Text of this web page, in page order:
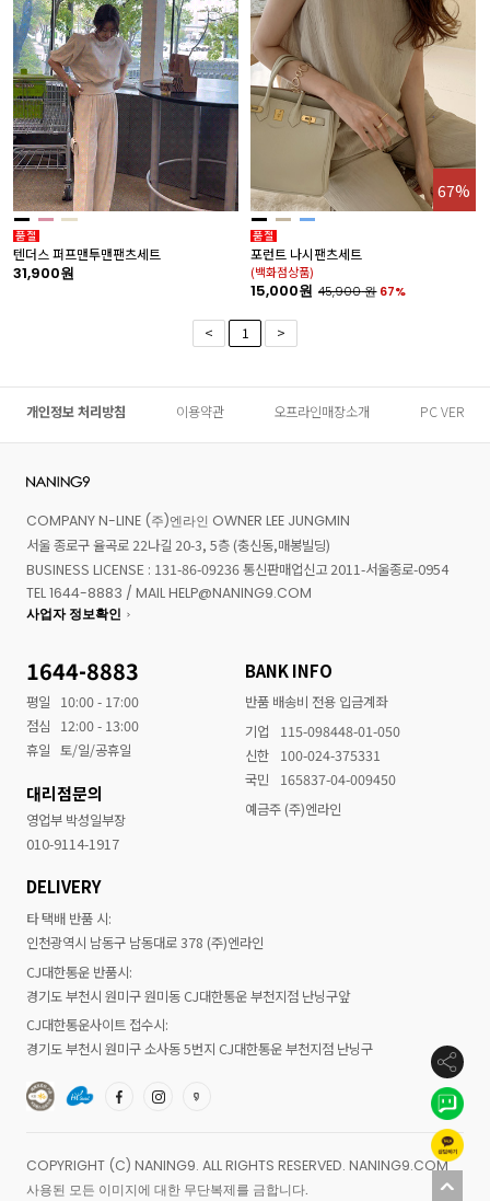
텐더스 퍼프맨투맨팬츠세트
31,900원
67%
포런트 나시팬츠세트
(백화점상품)
15,000원 45,900원 67%
< 1 >
개인정보 처리방침 이용약관 오프라인매장소개 PC VER
COMPANY N-LINE (주)엔라인 OWNER LEE JUNGMIN
서울 종로구 율곡로 22나길 20-3, 5층 (충신동,매봉빌딩)
BUSINESS LICENSE : 131-86-09236 통신판매업신고 2011-서울종로-0954
TEL 1644-8883 / MAIL HELP@NANING9.COM
사업자 정보확인
1644-8883
평일
10:00 - 17:00
점심
12:00 - 13:00
휴일 토/일/공휴일
대리점문의
영업부 박성일부장
010-9114-1917
BANK INFO
반품 배송비 전용 입금계좌
기업
115-098448-01-050
신한
100-024-375331
국민
165837-04-009450
예금주 (주)엔라인
DELIVERY
타 택배 반품 시:
인천광역시 남동구 남동대로 378 (주)엔라인
CJ대한통운 반품시:
경기도 부천시 원미구 원미동 CJ대한통운 부천지점 난닝구앞
CJ대한통운사이트 접수시:
경기도 부천시 원미구 소사동 5번지 CJ대한통운 부천지점 난닝구
COPYRIGHT (C) NANING9. ALL RIGHTS RESERVED. NANING9.COM
사용된 모든 이미지에 대한 무단복제를 금합니다.